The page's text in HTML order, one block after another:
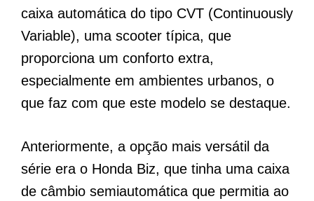
caixa automática do tipo CVT (Continuously
Variable), uma scooter típica, que
proporciona um conforto extra,
especialmente em ambientes urbanos, o
que faz com que este modelo se destaque.
Anteriormente, a opção mais versátil da
série era o Honda Biz, que tinha uma caixa
de câmbio semiautomática que permitia ao